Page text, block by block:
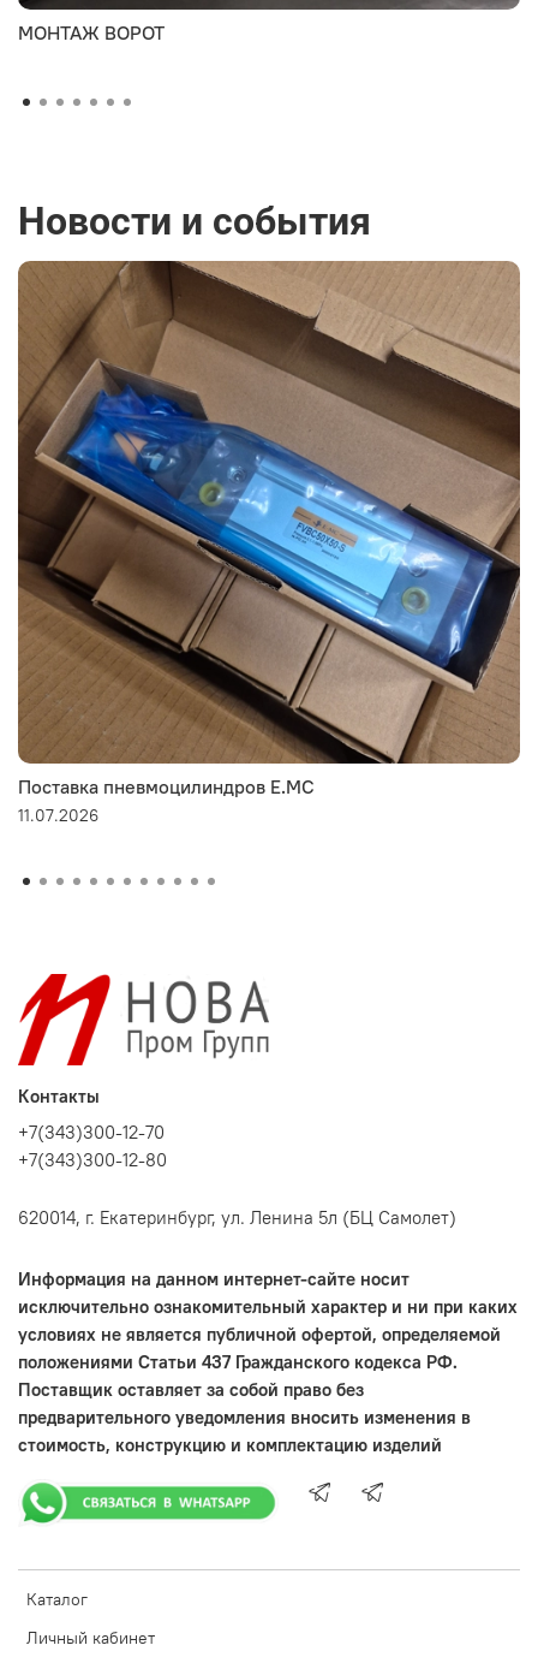
МОНТАЖ ВОРОТ
Новости и события
Поставка пневмоцилиндров E.MC
11.07.2026
Каталог
Личный кабинет
Контакты
+7(343)300-12-70
+7(343)300-12-80
620014, г. Екатеринбург, ул. Ленина 5л (БЦ Самолет)
Информация на данном интернет-сайте носит
исключительно ознакомительный характер и ни при каких
условиях не является публичной офертой, определяемой
положениями Статьи 437 Гражданского кодекса РФ.
Поставщик оставляет за собой право без
предварительного уведомления вносить изменения в
стоимость, конструкцию и комплектацию изделий